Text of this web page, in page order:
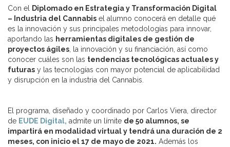
Con el
Diplomado en Estrategia y Transformación Digital
– Industria del Cannabis el alumno conocerá en detalle qué
es la innovación y sus principales metodologías para innovar,
aportando las herramientas digitales de gestión de
proyectos ágiles , la innovación y su financiación, así como
conocer cuáles son las tendencias tecnológicas actuales y
futuras y las tecnologías con mayor potencial de aplicabilidad
y disrupción en la industria del Cannabis.
El programa, diseñado y coordinado por Carlos Viera, director
de EUDE Digital, admite un límite de 50 alumnos, se
impartirá en modalidad virtual y tendrá una duración de 2
meses, con inicio el 17 de mayo de 2021. Además los